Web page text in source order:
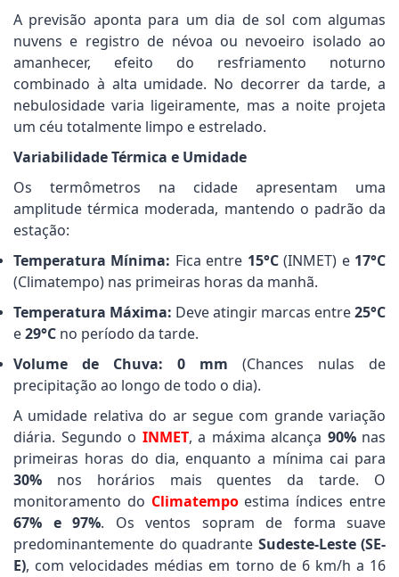
A previsão aponta para um dia de sol com algumas
nuvens e registro de névoa ou nevoeiro isolado ao
amanhecer, efeito do resfriamento noturno
combinado à alta umidade. No decorrer da tarde, a
nebulosidade varia ligeiramente, mas a noite projeta
um céu totalmente limpo e estrelado.
Variabilidade Térmica e Umidade
Os termômetros na cidade apresentam uma
amplitude térmica moderada, mantendo o padrão da
estação:
Temperatura Mínima: Fica entre 15°C(INMET) e 17°C
(Climatempo) nas primeiras horas da manhã.
Temperatura Máxima: Deve atingir marcas entre25°C
e29°C no período da tarde.
Volume de Chuva:
0 mm (Chances nulas de
precipitação ao longo de todo o dia).
A umidade relativa do ar segue com grande variação
diária. Segundo o INMET, a máxima alcança 90%nas
primeiras horas do dia, enquanto a mínima cai para
30% nos horários mais quentes da tarde. O
monitoramento do Climatempoestima índices entre
67% e 97%. Os ventos sopram de forma suave
predominantemente do quadrante Sudeste-Leste (SE-
E), com velocidades médias em torno de 6 km/h a 16